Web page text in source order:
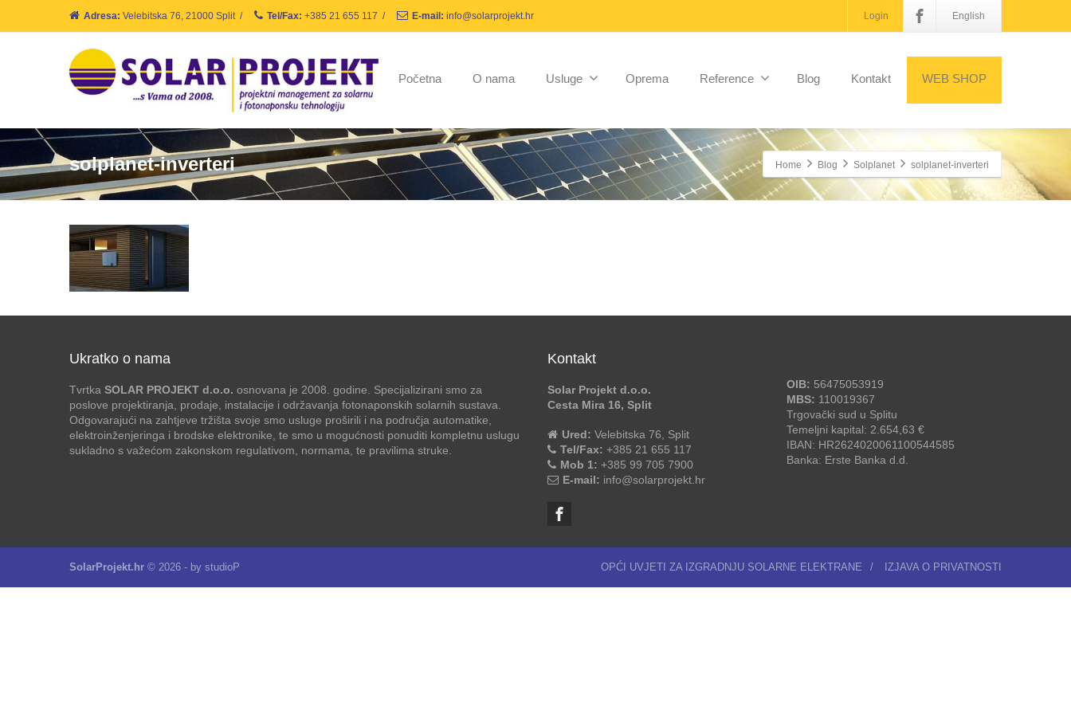
Adresa: Velebitska 76, 21000 Split / Tel/Fax: +385 21 655 117 / E-mail: info@solarprojekt.hr Login English
Početna O nama Usluge Oprema Reference Blog Kontakt WEB SHOP
solplanet-inverteri Home Blog Solplanet solplanet-inverteri
Ukratko o nama
Tvrtka SOLAR PROJEKT d.o.o. osnovana je 2008. godine. Specijalizirani smo za
poslove projektiranja, prodaje, instalacije i održavanja fotonaponskih solarnih sustava.
Odgovarajući na zahtjeve tržišta svoje smo usluge proširili i na područja automatike,
elektroinženjeringa i brodske elektronike, te smo u mogućnosti ponuditi kompletnu uslugu
sukladno s važećom zakonskom regulativom, normama, te pravilima struke.
Kontakt
Solar Projekt d.o.o.
Cesta Mira 16, Split
Ured: Velebitska 76, Split
Tel/Fax: +385 21 655 117
Mob 1: +385 99 705 7900
E-mail: info@solarprojekt.hr
OIB: 56475053919
MBS: 110019367
Trgovački sud u Splitu
Temeljni kapital: 2.654,63 €
IBAN: HR2624020061100544585
Banka: Erste Banka d.d.
SolarProjekt.hr © 2026 - by studioP OPĆI UVJETI ZA IZGRADNJU SOLARNE ELEKTRANE / IZJAVA O PRIVATNOSTI